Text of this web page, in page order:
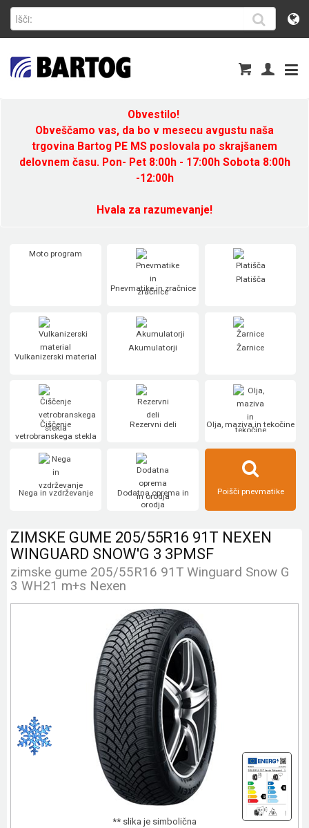
Obvestilo!
Obveščamo vas, da bo v mesecu avgustu naša
trgovina Bartog PE MS poslovala po skrajšanem
delovnem času. Pon- Pet 8:00h - 17:00h Sobota 8:00h
-12:00h
Hvala za razumevanje!
Moto program
Pnevmatike in zračnice
Platišča
Vulkanizerski material
Akumulatorji Žarnice
Čiščenje
vetrobranskega stekla
Rezervni deli Olja, maziva in tekočine
Nega in vzdrževanje
Dodatna oprema in
orodja
Poišči pnevmatike
ZIMSKE GUME 205/55R16 91T NEXEN
WINGUARD SNOW'G 3 3PMSF
zimske gume 205/55R16 91T Winguard Snow G
3 WH21 m+s Nexen
** slika je simbolična